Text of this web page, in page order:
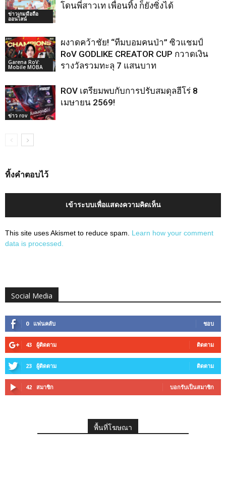
ข่าวเกมมือถือ
ออนไลน์
โดนพี่สาวเท เพื่อนทิ้ง ก็ยังซิ่งได้
Garena RoV:
Mobile MOBA
ผงาดคว้าชัย! “ทีมบอมคนป่า” ซิวแชมป์
RoV GODLIKE CREATOR CUP กวาดเงิน
รางวัลรวมทะลุ 7 แสนบาท
ข่าว rov
ROV เตรียมพบกับการปรับสมดุลฮีโร่ 8
เมษายน 2569!
ทิ้งคำตอบไว้
เข้าระบบเพื่อแสดงความคิดเห็น
This site uses Akismet to reduce spam. Learn how your comment
data is processed.
Social Media
0 แฟนคลับ ชอบ
43 ผู้ติดตาม ติดตาม
23 ผู้ติดตาม ติดตาม
42 สมาชิก บอกรับเป็นสมาชิก
พื้นที่โฆษณา